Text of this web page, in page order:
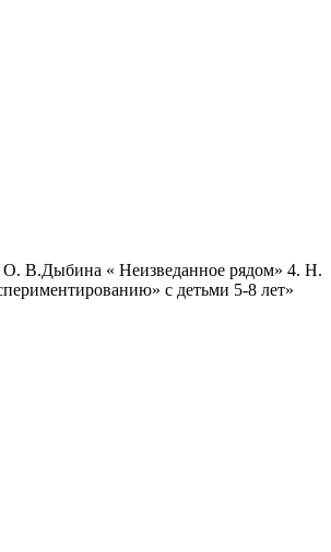
О. В.Дыбина « Неизведанное рядом» 4. Н.
с детьми 5-8 лет»